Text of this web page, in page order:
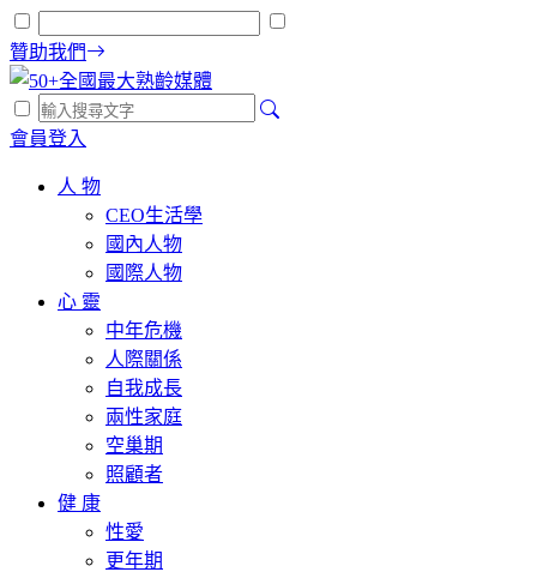
贊助我們
會員登入
人 物
CEO生活學
國內人物
國際人物
心 靈
中年危機
人際關係
自我成長
兩性家庭
空巢期
照顧者
健 康
性愛
更年期